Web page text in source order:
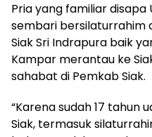
Pria yang familiar disapa
sembari bersilaturrahim
Siak Sri Indrapura baik
Kampar merantau ke
sahabat di Pemkab Siak.
“Karena sudah 17 tahun
Siak, termasuk